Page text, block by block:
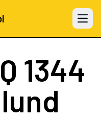
Open
1344